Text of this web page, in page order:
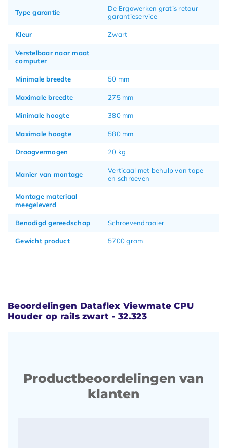
Type garantie
De Ergowerken gratis retour-
garantieservice
Kleur Zwart
Verstelbaar naar maat
computer
Minimale breedte 50 mm
Maximale breedte 275 mm
Minimale hoogte 380 mm
Maximale hoogte 580 mm
Draagvermogen 20 kg
Manier van montage
Verticaal met behulp van tape
en schroeven
Montage materiaal
meegeleverd
Benodigd gereedschap Schroevendraaier
Gewicht product 5700 gram
Beoordelingen Dataflex Viewmate CPU
Houder op rails zwart - 32.323
Productbeoordelingen van
klanten